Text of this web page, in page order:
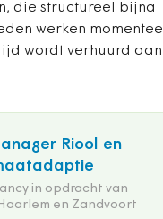
die structureel bijna
werken momenteel
wordt verhuurd aan
Riool en
in opdracht van
en Zandvoort